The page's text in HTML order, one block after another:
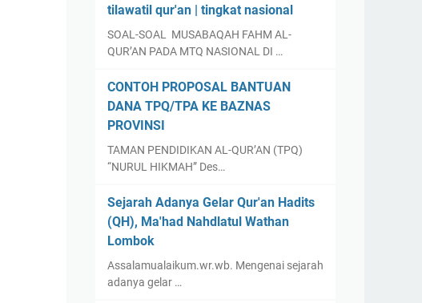
tilawatil qur'an | tingkat nasional
SOAL-SOAL MUSABAQAH FAHM AL-
QUR’AN PADA MTQ NASIONAL DI …
CONTOH PROPOSAL BANTUAN
DANA TPQ/TPA KE BAZNAS
PROVINSI
TAMAN PENDIDIKAN AL-QUR’AN (TPQ)
“NURUL HIKMAH” Des…
Sejarah Adanya Gelar Qur'an Hadits
(QH), Ma'had Nahdlatul Wathan
Lombok
Assalamualaikum.wr.wb. Mengenai sejarah
adanya gelar …